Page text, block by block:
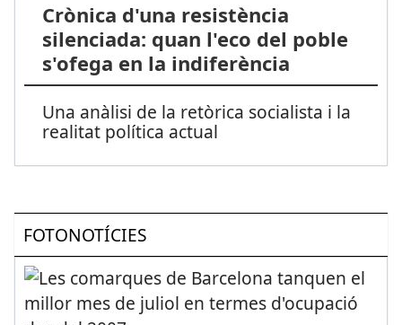
Crònica d'una resistència
silenciada: quan l'eco del poble
s'ofega en la indiferència
Una anàlisi de la retòrica socialista i la
realitat política actual
FOTONOTÍCIES